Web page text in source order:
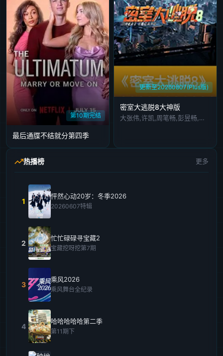
第10期完结
最后通牒不结就分第四季
更新至20260807(Plus版)
密室大逃脱8大神版
大张伟,许凯,周笔畅,彭昱畅,张真源
热播榜 更多
1
怦然心动20岁：冬季2026
20260607特辑
2
忙忙碌碌寻宝藏2
宝藏挖呀挖第7期
3
乘风2026
乘风舞台全纪录
4
哈哈哈哈哈第二季
第11期下